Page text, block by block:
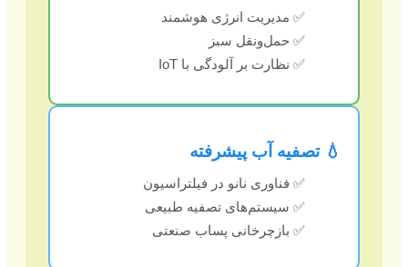
✅ مدیریت انرژی هوشمند
✅ حمل‌ونقل سبز
✅ نظارت بر آلودگی با IoT
💧 تصفیه آب پیشرفته
✅ فناوری نانو در فیلتراسیون
✅ سیستم‌های تصفیه طبیعی
✅ بازچرخانی پساب صنعتی